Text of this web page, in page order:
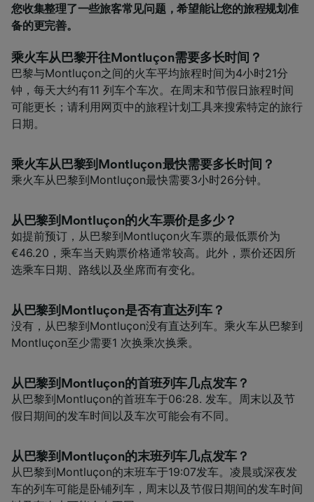
您收集整理了一些旅客常见问题，希望能让您的旅程规划准
备的更完善。
乘火车从巴黎开往Montluçon需要多长时间？
巴黎与Montluçon之间的火车平均旅程时间为4小时21分
钟，每天大约有11 列车个车次。在周末和节假日旅程时间
可能更长；请利用网页中的旅程计划工具来搜索特定的旅行
日期。
乘火车从巴黎到Montluçon最快需要多长时间？
乘火车从巴黎到Montluçon最快需要3小时26分钟。
从巴黎到Montluçon的火车票价是多少？
如提前预订，从巴黎到Montluçon火车票的最低票价为
€46.20，乘车当天购票价格通常较高。此外，票价还因所
选乘车日期、路线以及坐席而有变化。
从巴黎到Montluçon是否有直达列车？
没有，从巴黎到Montluçon没有直达列车。乘火车从巴黎到
Montluçon至少需要1 次换乘次换乘。
从巴黎到Montluçon的首班列车几点发车？
从巴黎到Montluçon的首班车于06:28. 发车。周末以及节
假日期间的发车时间以及车次可能会有不同。
从巴黎到Montluçon的末班列车几点发车？
从巴黎到Montluçon的末班车于19:07发车。凌晨或深夜发
车的列车可能是卧铺列车，周末以及节假日期间的发车时间